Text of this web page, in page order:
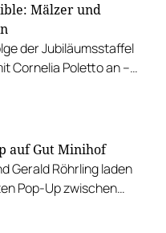
Söll geführt.
Mälzer und
der Jubiläumsstaffel
Cornelia Poletto an –
auf Gut Minihof
Gerald Röhrling laden
Pop-Up zwischen